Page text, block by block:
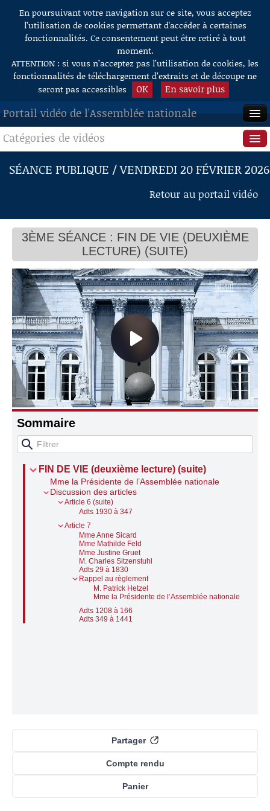
Aller au contenu
En poursuivant votre navigation sur ce site, vous acceptez
l’utilisation de cookies permettant d'accéder à certaines
fonctionnalités. Ce consentement peut être retiré à tout
moment.
ATTENTION : si vous n’acceptez pas l’utilisation de cookies, les
fonctionnalités de téléchargement d’extraits et de découpe ne
seront pas accessibles
OK En savoir plus
Portail vidéo de l'Assemblée nationale
ACCUEIL
EN DIRECT
RECHERCHE
AIDE À LA DÉCOUPE
DE VIDÉOS
Catégories de vidéos
Séance publique
Questions au Gouvernement
Commissions
Présidence
Évènements
Connaissance, Histoire
Autres
SÉANCE PUBLIQUE / VENDREDI 20 FÉVRIER 2026
Retour au portail vidéo
3ÈME SÉANCE : FIN DE VIE (DEUXIÈME
LECTURE) (SUITE)
Sommaire
FIN DE VIE (deuxième lecture) (suite)
Mme la Présidente de l’Assemblée nationale
Discussion des articles
Article 6 (suite)
Adts 1930 à 347
Article 7
Mme Anne Sicard
Mme Mathilde Feld
Mme Justine Gruet
M. Charles Sitzenstuhl
Adts 29 à 1830
Rappel au règlement
M. Patrick Hetzel
Mme la Présidente de l’Assemblée nationale
Adts 1208 à 166
Adts 349 à 1441
Compte rendu
Panier
Partager